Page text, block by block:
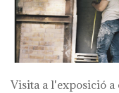
Visita a l'exposició a